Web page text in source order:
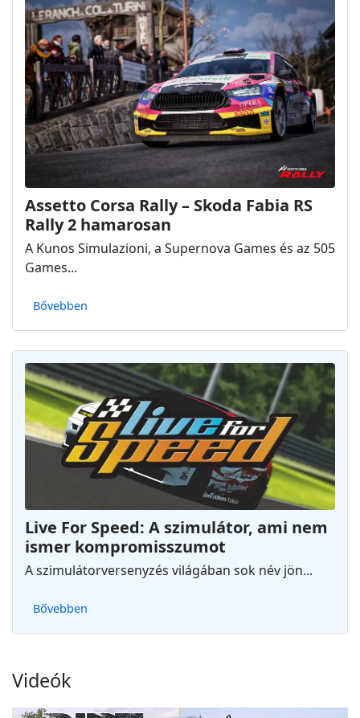
Assetto Corsa Rally – Skoda Fabia RS
Rally 2 hamarosan
A Kunos Simulazioni, a Supernova Games és az 505
Games...
Bővebben
Live For Speed: A szimulátor, ami nem
ismer kompromisszumot
A szimulátorversenyzés világában sok név jön...
Bővebben
Videók